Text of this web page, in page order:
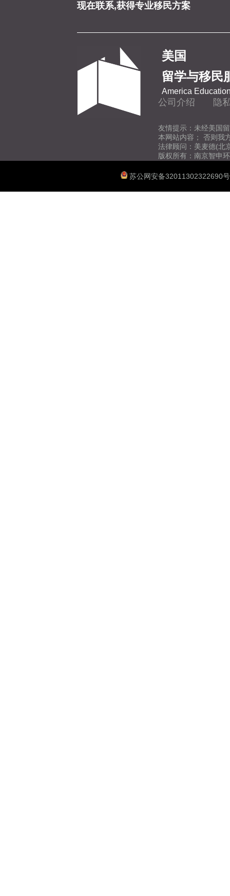
现在联系,获得专业移民方案
美国
留学与移民
America
公司介绍 隐
友情提示：未经美国
本网站内容； 否则我
法律顾问：美麦德(北
版权所有：南京智申
苏公网安备32011302322690号